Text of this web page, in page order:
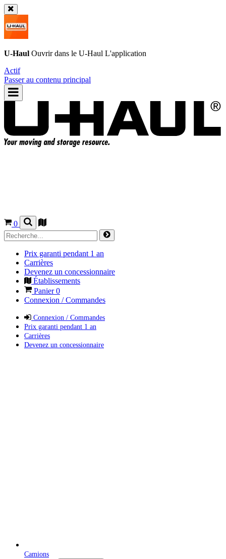
U-Haul Ouvrir dans le U-Haul L'application
Actif
Passer au contenu principal
0
Prix garanti pendant 1 an
Carrières
Devenez un concessionnaire
Établissements
Panier0
Connexion / Commandes
Connexion / Commandes
Prix garanti pendant 1 an
Carrières
Devenez un concessionnaire
Camions